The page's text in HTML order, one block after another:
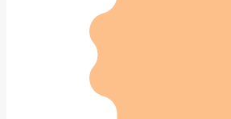
Набор столовых